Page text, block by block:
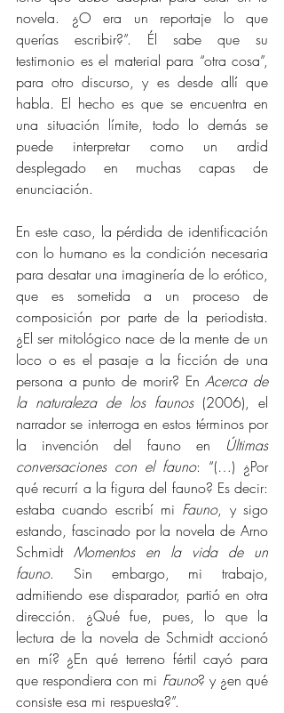
novela. ¿O era un reportaje lo que
querías escribir?”. Él sabe que su
testimonio es el material para “otra cosa”,
para otro discurso, y es desde allí que
habla. El hecho es que se encuentra en
una situación límite, todo lo demás se
puede interpretar como un ardid
desplegado en muchas capas de
enunciación.
En este caso, la pérdida de identificación
con lo humano es la condición necesaria
para desatar una imaginería de lo erótico,
que es sometida a un proceso de
composición por parte de la periodista.
¿El ser mitológico nace de la mente de un
loco o es el pasaje a la ficción de una
persona a punto de morir? En Acerca de
la naturaleza de los faunos (2006), el
narrador se interroga en estos términos por
la invención del fauno en Últimas
conversaciones con el fauno: “(…) ¿Por
qué recurrí a la figura del fauno? Es decir:
estaba cuando escribí mi Fauno, y sigo
estando, fascinado por la novela de Arno
Schmidt Momentos en la vida de un
fauno. Sin embargo, mi trabajo,
admitiendo ese disparador, partió en otra
dirección. ¿Qué fue, pues, lo que la
lectura de la novela de Schmidt accionó
en mí? ¿En qué terreno fértil cayó para
que respondiera con mi Fauno? y ¿en qué
consiste esa mi respuesta?”.